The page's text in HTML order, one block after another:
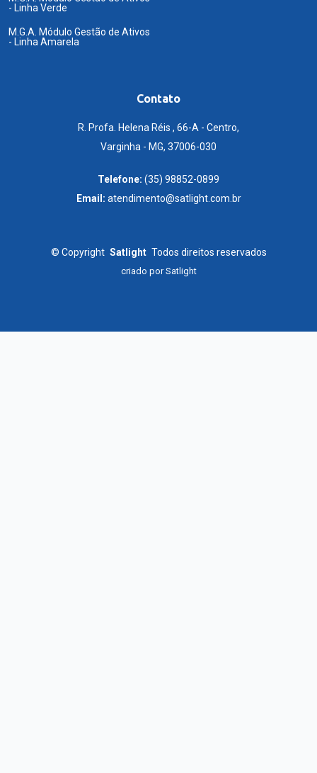
- Linha Verde
M.G.A. Módulo Gestão de Ativos
- Linha Amarela
Contato
R. Profa. Helena Réis , 66-A - Centro,
Varginha - MG, 37006-030
Telefone: (35) 98852-0899
Email: atendimento@satlight.com.br
© Copyright Satlight Todos direitos reservados
criado porSatlight